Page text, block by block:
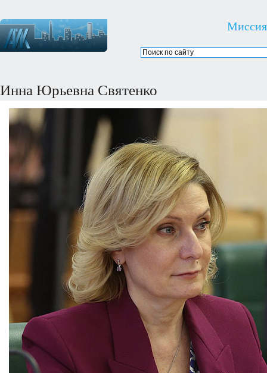
Миссия
Инна Юрьевна Святенко